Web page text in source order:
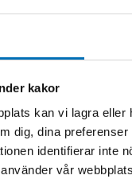
kakor
kan vi lagra
dig, dina
identifierar inte
vår
mellan flickor
En tänkbar
med stöd från
rättsvårdande
sätt som pojkars.
Flickor har
Studiens